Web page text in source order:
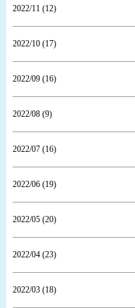
2022/11 (12)
2022/10 (17)
2022/09 (16)
2022/08 (9)
2022/07 (16)
2022/06 (19)
2022/05 (20)
2022/04 (23)
2022/03 (18)